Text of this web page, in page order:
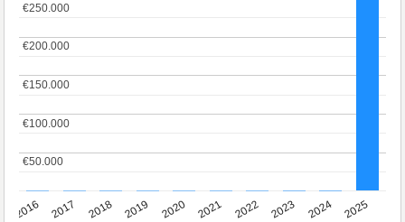
2016 2017 2018 2019 2020 2021 2022 2023 2024 2025
€50.000
€50.000
€100.000
€100.000
€150.000
€150.000
€200.000
€200.000
€250.000
€250.000